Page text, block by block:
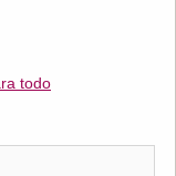
todo